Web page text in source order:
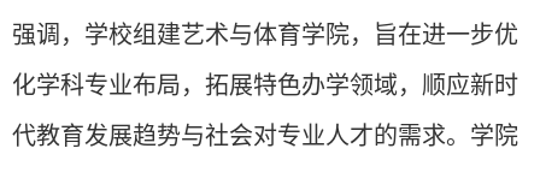
强调，学校组建艺术与体育学院，旨在进一步优
化学科专业布局，拓展特色办学领域，顺应新时
代教育发展趋势与社会对专业人才的需求。学院